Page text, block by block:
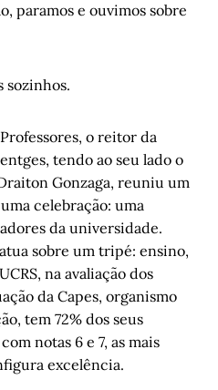
paramos e ouvimos sobre
sozinhos.
o reitor da
tendo ao seu lado o
Gonzaga, reuniu um
celebração: uma
da universidade.
sobre um tripé: ensino,
na avaliação dos
da Capes, organismo
tem 72% dos seus
notas 6 e 7, as mais
excelência.